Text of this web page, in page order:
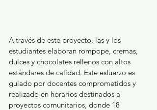
A través de este proyecto, las y los
estudiantes elaboran rompope, cremas,
dulces y chocolates rellenos con altos
estándares de calidad. Este esfuerzo es
guiado por docentes comprometidos y
realizado en horarios destinados a
proyectos comunitarios, donde 18